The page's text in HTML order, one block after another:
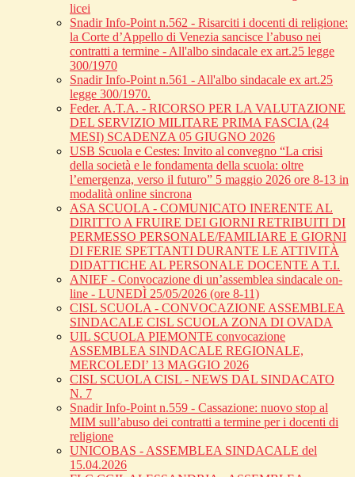
licei
Snadir Info-Point n.562 - Risarciti i docenti di religione:
la Corte d’Appello di Venezia sancisce l’abuso nei
contratti a termine - All'albo sindacale ex art.25 legge
300/1970
Snadir Info-Point n.561 - All'albo sindacale ex art.25
legge 300/1970.
Feder. A.T.A. - RICORSO PER LA VALUTAZIONE
DEL SERVIZIO MILITARE PRIMA FASCIA (24
MESI) SCADENZA 05 GIUGNO 2026
USB Scuola e Cestes: Invito al convegno “La crisi
della società e le fondamenta della scuola: oltre
l’emergenza, verso il futuro” 5 maggio 2026 ore 8-13 in
modalità online sincrona
ASA SCUOLA - COMUNICATO INERENTE AL
DIRITTO A FRUIRE DEI GIORNI RETRIBUITI DI
PERMESSO PERSONALE/FAMILIARE E GIORNI
DI FERIE SPETTANTI DURANTE LE ATTIVITÀ
DIDATTICHE AL PERSONALE DOCENTE A T.I.
ANIEF - Convocazione di un’assemblea sindacale on-
line - LUNEDÌ 25/05/2026 (ore 8-11)
CISL SCUOLA - CONVOCAZIONE ASSEMBLEA
SINDACALE CISL SCUOLA ZONA DI OVADA
UIL SCUOLA PIEMONTE convocazione
ASSEMBLEA SINDACALE REGIONALE,
MERCOLEDI’ 13 MAGGIO 2026
CISL SCUOLA CISL - NEWS DAL SINDACATO
N. 7
Snadir Info-Point n.559 - Cassazione: nuovo stop al
MIM sull’abuso dei contratti a termine per i docenti di
religione
UNICOBAS - ASSEMBLEA SINDACALE del
15.04.2026